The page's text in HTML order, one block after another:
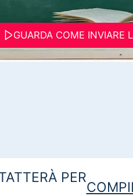
GUARDA COME INVIARE
PER